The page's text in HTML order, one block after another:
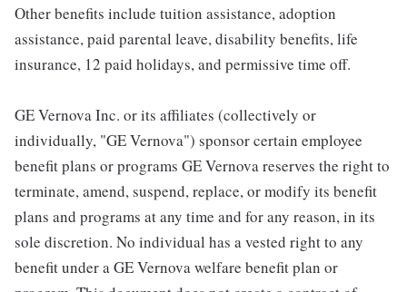
Other benefits include tuition assistance, adoption
assistance, paid parental leave, disability benefits, life
insurance, 12 paid holidays, and permissive time off.
GE Vernova Inc. or its affiliates (collectively or
individually, "GE Vernova") sponsor certain employee
benefit plans or programs GE Vernova reserves the right to
terminate, amend, suspend, replace, or modify its benefit
plans and programs at any time and for any reason, in its
sole discretion. No individual has a vested right to any
benefit under a GE Vernova welfare benefit plan or